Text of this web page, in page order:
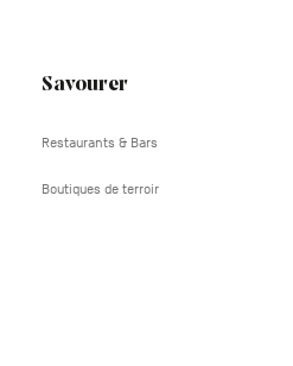
Savourer
Restaurants & Bars
Boutiques de terroir